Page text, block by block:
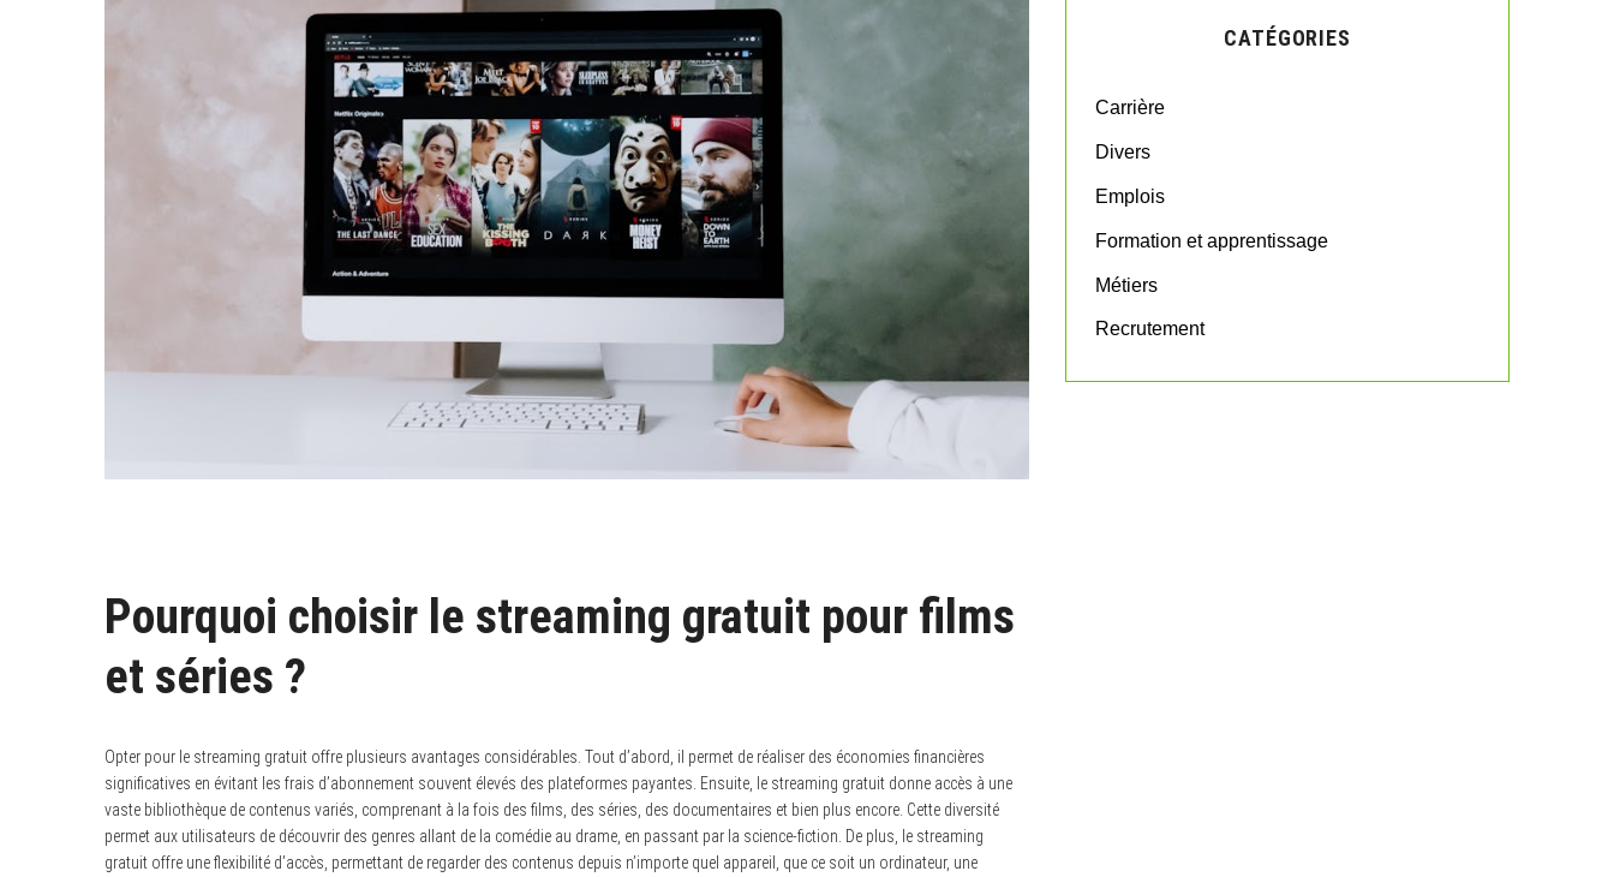
Pourquoi choisir le streaming gratuit pour films
et séries ?
Opter pour le streaming gratuit offre plusieurs avantages considérables. Tout d’abord, il permet de réaliser des économies financières
significatives en évitant les frais d’abonnement souvent élevés des plateformes payantes. Ensuite, le streaming gratuit donne accès à une
vaste bibliothèque de contenus variés, comprenant à la fois des films, des séries, des documentaires et bien plus encore. Cette diversité
permet aux utilisateurs de découvrir des genres allant de la comédie au drame, en passant par la science-fiction. De plus, le streaming
gratuit offre une flexibilité d’accès, permettant de regarder des contenus depuis n’importe quel appareil, que ce soit un ordinateur, une
o
CATÉGORIES
Carrière
Divers
Emplois
Formation et apprentissage
Métiers
Recrutement